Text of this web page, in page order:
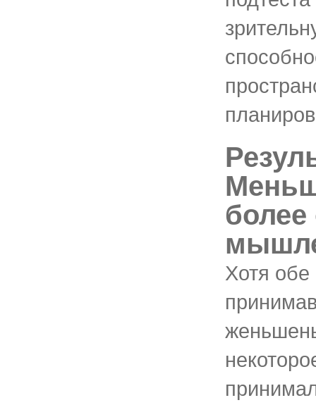
более
Хотя обе